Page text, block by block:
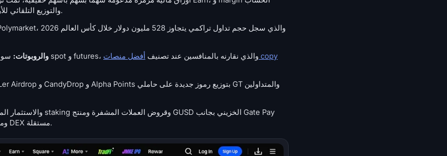
الموحد، والتداول بـ leverage، والتوزيع التلقائي للأرباح عبر أكثر من 58 إدراجًا.
Copy Trading والروبوتات:
سوق نسخ تداول متكامل يشمل كلاً من تداول spot و futures، والذي نقارنه بالمنافسين عند تصنيف أفضل منصات copy
وبطاقة مرتبطة بـ Visa و GateChain و Gate Wallet ومنصة DEX مستقلة.